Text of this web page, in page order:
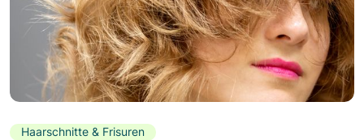
Haarschnitte & Frisuren